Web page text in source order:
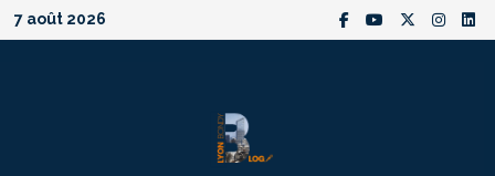
Passer
au
7 août 2026